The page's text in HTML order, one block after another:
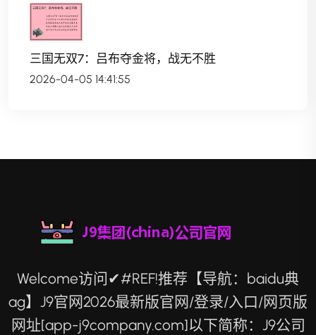
三国无双7：吕布夺金将，战无不胜
2026-04-05 14:41:55
Welcome访问✔#REF!推荐【导航：baidu典
ag】J9官网2026最新版官网/登录/入口/网页版
网址[app-j9company.com]以下简称：J9公司